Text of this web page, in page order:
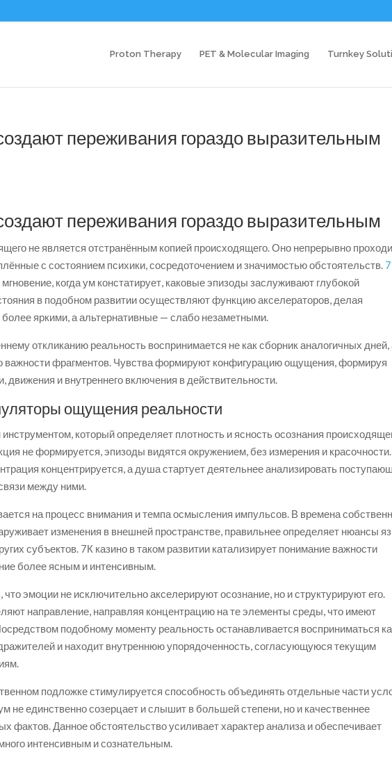
Proton Therapy PET & Molecular Imaging Turnkey
переживания гораздо выразительным
переживания гораздо выразительным
не является отстранённым копией происходящего. Оно непрерывно
с состоянием психики, сосредоточением и значимостью обстоятельств.
когда ум констатирует, каковые эпизоды заслуживают глубокой
в подобном развитии осуществляют функцию акселераторов, делая
более яркими, а альтернативные — слабо незаметными.
откликанию реальность воспринимается не как сборник аналогичных дней,
важности фрагментов. Чувства формируют конфигурацию ощущения, формируя
движения и внутреннего включения в действительности.
ощущения реальности
который определяет плотность и ясность осознания
не формируется, эпизоды видятся окружением, без измерения и
концентрируется, а душа стартует деятельнее анализировать
между ними.
на процесс внимания и темпа осмысления импульсов. В времена
изменения в внешней пространстве, правильнее определяет нюансы
субъектов. 7К казино в таком развитии катализирует понимание важности
более ясным и интенсивным.
эмоции не исключительно акселерируют осознание, но и структурируют его.
направление, направляя концентрацию на те элементы среды, что имеют
подобному моменту реальность останавливается восприниматься
и находит внутреннюю упорядоченность, согласующуюся текущим
подложке стимулируется способность объединять отдельные части
не единственно созерцает и слышит в большей степени, но и качественнее
фактов. Данное обстоятельство усиливает характер анализа и обеспечивает
интенсивным и сознательным.